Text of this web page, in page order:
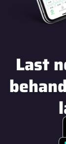
Last